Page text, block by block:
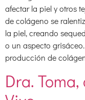
afectar la piel y otros
de colágeno se
la piel, creando
o un aspecto
producción de
Dra.